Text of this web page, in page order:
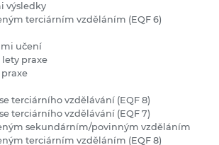
výsledky
terciárním vzděláním (EQF 6)
učení
lety praxe
praxe
terciárního vzdělávání (EQF 8)
terciárního vzdělávání (EQF 7)
sekundárním/povinným vzděláním
terciárním vzděláním (EQF 8)